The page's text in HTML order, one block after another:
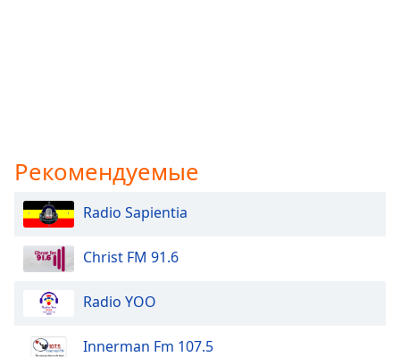
Рекомендуемые
Radio Sapientia
Christ FM 91.6
Radio YOO
Innerman Fm 107.5